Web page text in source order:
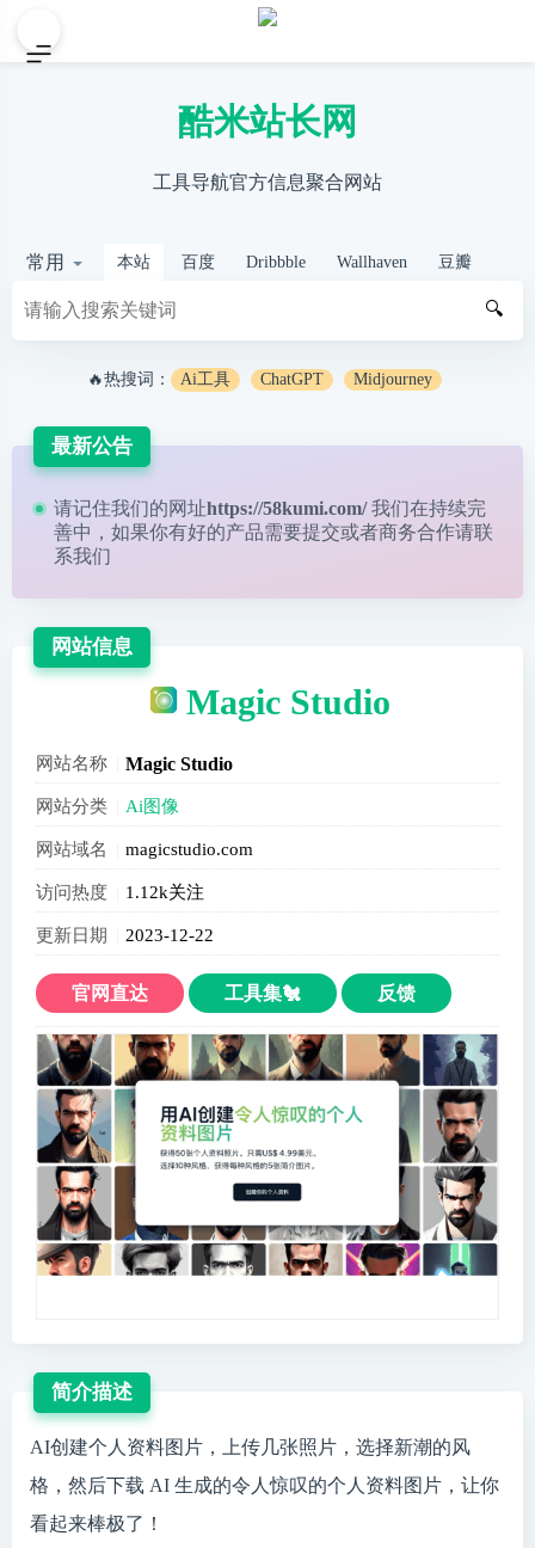
酷米站长网
工具导航官方信息聚合网站
常用 本站 百度 Dribbble Wallhaven 豆瓣
🔍
🔥热搜词： Ai工具 ChatGPT Midjourney
最新公告
请记住我们的网址https://58kumi.com/ 我们在持续完
善中，如果你有好的产品需要提交或者商务合作请联
系我们
网站信息
Magic Studio
网站名称 Magic Studio
网站分类 Ai图像
网站域名 magicstudio.com
访问热度 1.12k关注
更新日期 2023-12-22
官网直达 工具集🐔 反馈
简介描述
AI创建个人资料图片，上传几张照片，选择新潮的风
格，然后下载 AI 生成的令人惊叹的个人资料图片，让你
看起来棒极了！